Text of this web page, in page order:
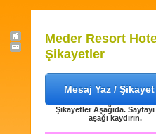
Meder Resort
Şikayetler
Mesaj Yaz /
Şikayetler Aşağıda.
aşağı kaydırın.